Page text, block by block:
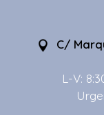
C/
L-V: